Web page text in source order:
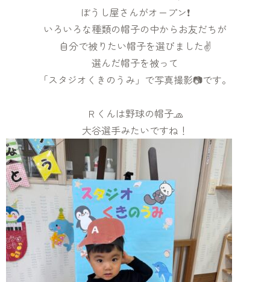
ぼうし屋さんがオープン❗️
いろいろな種類の帽子の中からお友だちが
自分で被りたい帽子を選びました✌️
選んだ帽子を被って
「スタジオくきのうみ」で写真撮影📷です。
Ｒくんは野球の帽子🧢
大谷選手みたいですね！